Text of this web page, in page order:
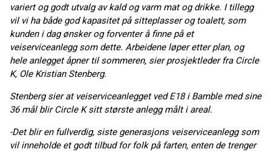
variert og godt utvalg av kald og varm mat og drikke. I tillegg
vil vi ha både god kapasitet på sitteplasser og toalett, som
kunden i dag ønsker og forventer å finne på et
veiserviceanlegg som dette. Arbeidene løper etter plan, og
hele anlegget åpner til sommeren, sier prosjektleder fra Circle
K, Ole Kristian Stenberg.
Stenberg sier at veiserviceanlegget ved E18 i Bamble med sine
36 mål blir Circle K sitt største anlegg målt i areal.
-Det blir en fullverdig, siste generasjons veiserviceanlegg som
vil inneholde et godt tilbud for folk på farten, enten de trenger